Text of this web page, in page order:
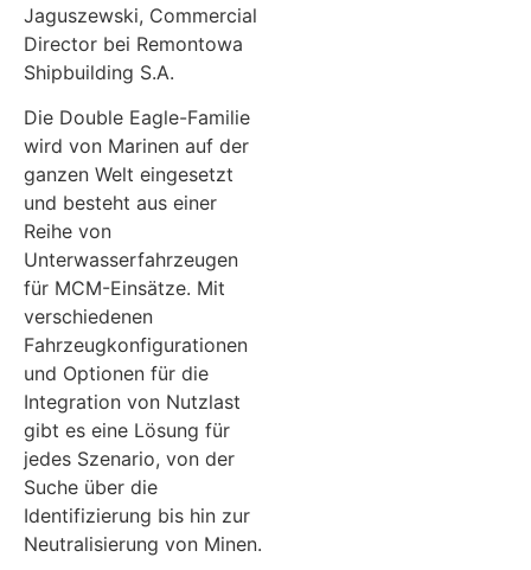
Jaguszewski, Commercial
Director bei Remontowa
Shipbuilding S.A.
Die Double Eagle-Familie
wird von Marinen auf der
ganzen Welt eingesetzt
und besteht aus einer
Reihe von
Unterwasserfahrzeugen
für MCM-Einsätze. Mit
verschiedenen
Fahrzeugkonfigurationen
und Optionen für die
Integration von Nutzlast
gibt es eine Lösung für
jedes Szenario, von der
Suche über die
Identifizierung bis hin zur
Neutralisierung von Minen.